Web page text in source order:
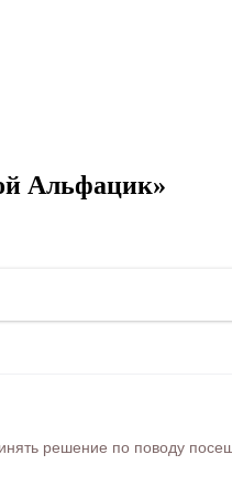
Альфацик»
решение по поводу